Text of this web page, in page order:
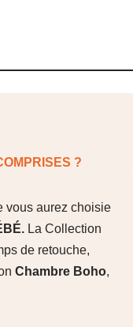
?
vous aurez choisie
La Collection
de retouche,
Chambre Boho,